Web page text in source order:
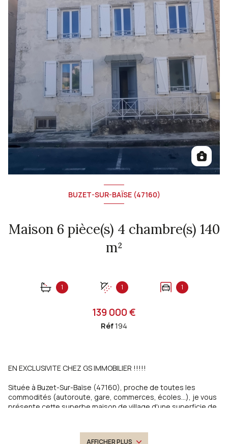
BUZET-SUR-BAÏSE (47160)
Maison 6 pièce(s) 4 chambre(s) 140
m²
1 1 1
139 000 €
Réf194
EN EXCLUSIVITE CHEZ GS IMMOBILIER !!!!!
Située à Buzet-Sur-Baïse (47160), proche de toutes les
commodités (autoroute, gare, commerces, écoles...), je vous
présente cette superbe maison de village d'une superficie de
AFFICHER PLUS